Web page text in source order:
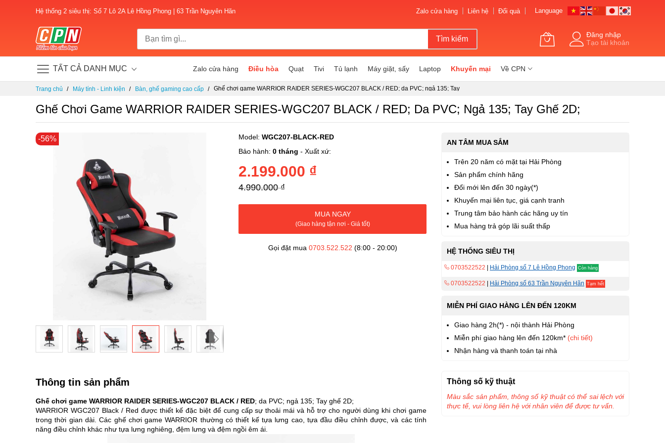
Hệ thống 2 siêu thị: Số 7 Lô 2A Lê Hồng Phong | 63 Trần Nguyên Hãn Zalo cửa hàng Liên hệ Đổi quà Language
TẤT CẢ DANH MỤC
Tìm kiếm
Đăng nhập
Tạo tài khoản
Zalo cửa hàng Điều hòa Quạt Tivi Tủ lạnh Máy giặt, sấy Laptop Khuyến mại Về CPN
Trang chủ Máy tính - Linh kiện Bàn, ghế gaming cao cấp
Ghế chơi game WARRIOR RAIDER SERIES-WGC207 BLACK / RED; da PVC; ngả 135; Tay
Ghế Chơi Game WARRIOR RAIDER SERIES-WGC207 BLACK / RED; Da PVC; Ngả 135; Tay Ghế 2D;
Chuyển
đến
phần
của
thư
viện
hình
-56% Model: WGC207-BLACK-RED
Bảo hành: 0 tháng - Xuất xứ:
2.199.000 ₫
4.990.000 ₫
MUA NGAY
(Giao hàng tận nơi - Giá tốt)
Gọi đặt mua 0703.522.522 (8:00 - 20:00)
AN TÂM MUA SẮM
Trên 20 năm có mặt tại Hải Phòng
Sản phẩm chính hãng
Đổi mới lên đến 30 ngày(*)
Khuyến mại liên tục, giá cạnh tranh
Trung tâm bảo hành các hãng uy tín
Mua hàng trả góp lãi suất thấp
HỆ THỐNG SIÊU THỊ
0703522522 Hải Phòng số 7 Lê Hồng Phong Còn hàng
0703522522 Hải Phòng số 63 Trần Nguyên Hãn Tạm hết
MIỄN PHÍ GIAO HÀNG LÊN ĐẾN 120KM
Giao hàng 2h(*) - nội thành Hải Phòng
Miễn phí giao hàng lên đến 120km* (chi tiết)
Nhận hàng và thanh toán tại nhà
Thông tin sản phẩm
Ghế chơi game WARRIOR RAIDER SERIES-WGC207 BLACK / RED; da PVC; ngả 135; Tay ghế 2D;
WARRIOR WGC207 Black / Red được thiết kế đặc biệt để cung cấp sự thoải mái và hỗ trợ cho người dùng khi chơi game
trong thời gian dài. Các ghế chơi game WARRIOR thường có thiết kế tựa lưng cao, tựa đầu điều chỉnh được, và các tính
năng điều chỉnh khác như tựa lưng nghiêng, đệm lưng và đệm ngồi êm ái.
Thông số kỹ thuật
Màu sắc sản phẩm, thông số kỹ thuật có thể sai lệch với
thực tế, vui lòng liên hệ với nhân viên để được tư vấn.